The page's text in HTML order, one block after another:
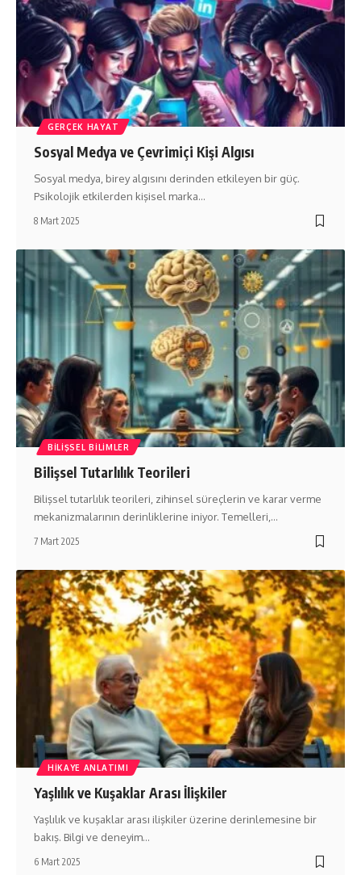
GERÇEK HAYAT
Sosyal Medya ve Çevrimiçi Kişi Algısı
Sosyal medya, birey algısını derinden etkileyen bir güç.
Psikolojik etkilerden kişisel marka…
8 Mart 2025
BILIŞSEL BILIMLER
Bilişsel Tutarlılık Teorileri
Bilişsel tutarlılık teorileri, zihinsel süreçlerin ve karar verme
mekanizmalarının derinliklerine iniyor. Temelleri,…
7 Mart 2025
HIKAYE ANLATIMI
Yaşlılık ve Kuşaklar Arası İlişkiler
Yaşlılık ve kuşaklar arası ilişkiler üzerine derinlemesine bir
bakış. Bilgi ve deneyim…
6 Mart 2025